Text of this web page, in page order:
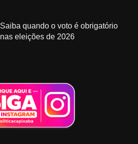
Saiba quando o voto é obrigatório
nas eleições de 2026